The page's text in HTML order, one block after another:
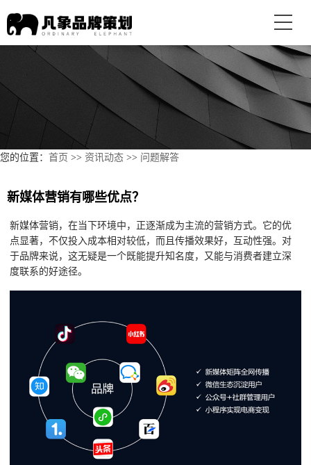
您的位置： 首页 >> 资讯动态 >> 问题解答
新媒体营销有哪些优点？
新媒体营销，在当下环境中，正逐渐成为主流的营销方式。它的优
点显著，不仅投入成本相对较低，而且传播效果好，互动性强。对
于品牌来说，这无疑是一个既能提升知名度，又能与消费者建立深
度联系的好途径。